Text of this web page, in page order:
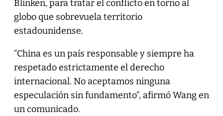
Blinken, para tratar el conflicto en torno al
globo que sobrevuela territorio
estadounidense.
“China es un país responsable y siempre ha
respetado estrictamente el derecho
internacional. No aceptamos ninguna
especulación sin fundamento”, afirmó Wang en
un comunicado.